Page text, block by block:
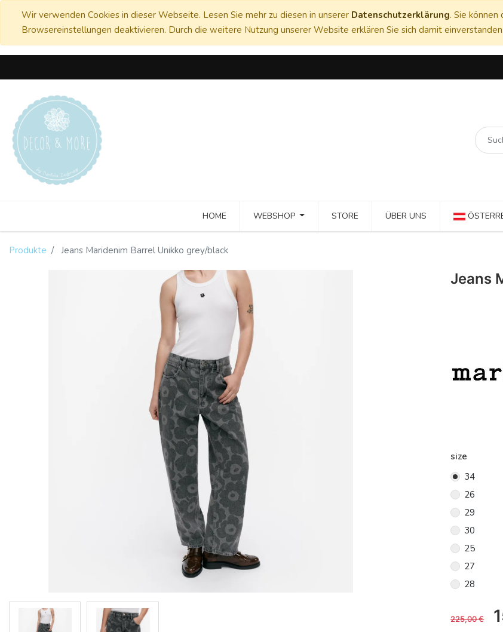
Wir verwenden Cookies in dieser Webseite. Lesen Sie mehr zu diesen in unserer Datenschutzerklärung. Sie können
Browsereinstellungen deaktivieren. Durch die weitere Nutzung unserer Website erklären Sie sich damit einverstanden.
HOME WEBSHOP STORE ÜBER UNS
Produkte Jeans Maridenim Barrel Unikko grey/black
Jeans
size
34
26
29
30
25
27
28
225,00€